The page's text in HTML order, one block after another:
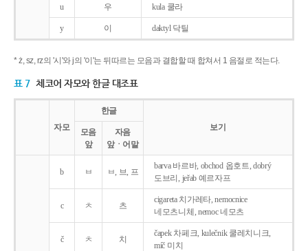
u 우 kula 쿨라
y 이 daktyl 닥틸
* ż, sz, rz의 '시'와 j의 '이'는 뒤따르는 모음과 결합할 때 합쳐서 1 음절로 적는다.
표 7 체코어 자모와 한글 대조표
자모
한글
보기
모음
앞
자음
앞ㆍ어말
b ㅂ ㅂ, 브, 프
barva 바르바, obchod 옵호트, dobrý
도브리, jeřab 예르자프
c ㅊ 츠
cigareta 치가레타, nemocnice
네모츠니체, nemoc 네모츠
č ㅊ 치
čapek 차페크, kulečnik 쿨레치니크,
míč 미치